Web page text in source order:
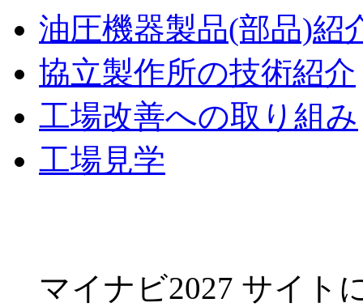
油圧機器製品(部品)紹
協立製作所の技術紹介
工場改善への取り組み
工場見学
マイナビ2027 サイト